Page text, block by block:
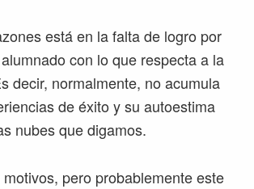
está en la falta de logro por
con lo que respecta a la
decir, normalmente, no acumula
de éxito y su autoestima
nubes que digamos.
pero probablemente este